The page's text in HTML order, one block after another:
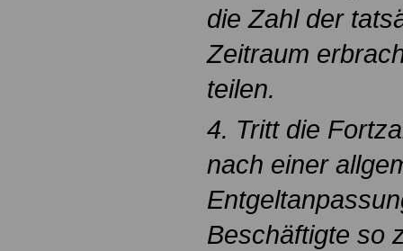
die Zahl der
Zeitraum
teilen.
4. Tritt die
nach einer
Beschäftigte so